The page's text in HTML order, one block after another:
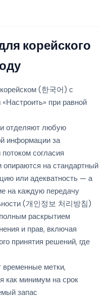
корейского
(한국어) с
при равной
отделяют любую
информации за
согласия
опираются на стандартный
или адекватность — а
на каждую передачу
(개인정보 처리방침)
раскрытием
и прав, включая
принятия решений, где
метки,
как минимум на срок
запас